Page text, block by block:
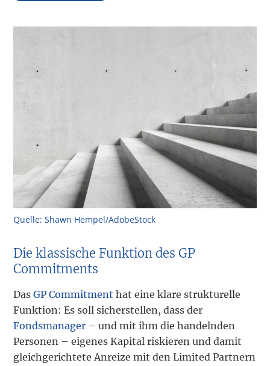
Quelle: Shawn Hempel/AdobeStock
Die klassische Funktion des GP
Commitments
DasGP Commitment hat eine klare strukturelle
Funktion: Es soll sicherstellen, dass der
Fondsmanager – und mit ihm die handelnden
Personen – eigenes Kapital riskieren und damit
gleichgerichtete Anreize mit den Limited Partnern